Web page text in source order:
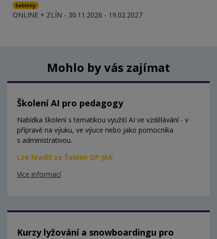
šablony
ONLINE + ZLÍN - 30.11.2026 - 19.02.2027
Mohlo by vás zajímat
Školení AI pro pedagogy
Nabídka školení s tematikou využití AI ve vzdělávání - v
přípravě na výuku, ve výuce nebo jako pomocníka
s administrativou.
Lze hradit ze Šablon OP JAK
Více informací
Kurzy lyžování a snowboardingu pro